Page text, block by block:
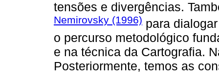
tensões e divergências.
Nemirovsky (1996) para
o percurso metodológico
e na técnica da Cartografia.
Posteriormente, temos as